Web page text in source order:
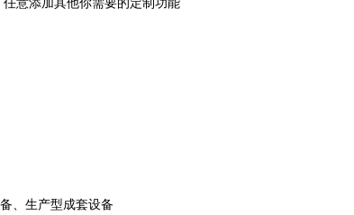
意添加其他你需要的定制功能
、生产型成套设备